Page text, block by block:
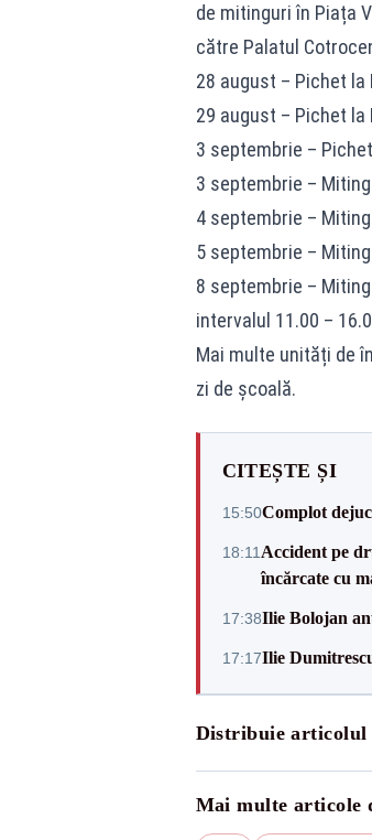
de mitinguri în Piața
către Palatul
28 august – Pichet
29 august – Pichet
3 septembrie –
3 septembrie –
4 septembrie –
5 septembrie –
8 septembrie –
intervalul 11.00 –
Mai multe unități de
zi de școală.
CITEȘTE ȘI
15:50Complot
18:11 Accident pe
încărcate cu
17:38Ilie Bolojan
17:17Ilie
Distribuie articolul
Mai multe articole